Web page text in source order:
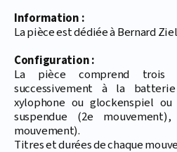
Information :
La pièce est dédiée à Bernard
Configuration :
La pièce comprend trois
successivement à la
xylophone ou glockenspiel
suspendue (2e
mouvement).
Titres et durées de chaque